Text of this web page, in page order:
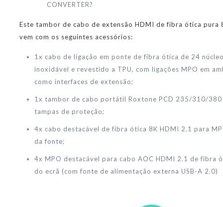
CONVERTER?
Este tambor de cabo de extensão HDMI de fibra ótica pura
vem com os seguintes acessórios:
1x cabo de ligação em ponte de fibra ótica de 24
inoxidável e revestido a TPU, com ligações MPO em
como interfaces de extensão;
1x tambor de cabo portátil Roxtone PCD 235/310/
tampas de proteção;
4x cabo destacável de fibra ótica 8K HDMI 2.1 para
da fonte;
4x MPO destacável para cabo AOC HDMI 2.1 de fibra
do ecrã (com fonte de alimentação externa USB-A 2.0)